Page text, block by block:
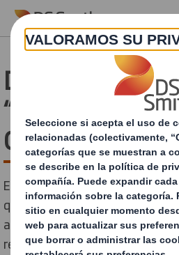
Skip to main content
DS Smith
“Principios de
Circular”
El anuncio se produce a raíz de
que revela que la confusión
a que más de siete millones de
reciclables vayan a vertederos